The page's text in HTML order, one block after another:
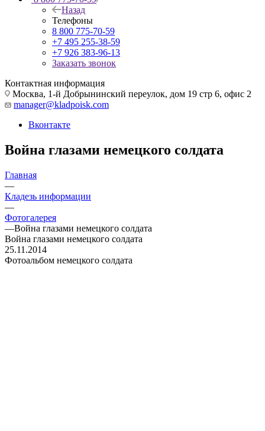
Назад
Телефоны
8 800 775-70-59
+7 495 255-38-59
+7 926 383-96-13
Заказать звонок
Контактная информация
Москва, 1-й Добрынинский переулок, дом 19 стр 6, офис 2
manager@kladpoisk.com
Вконтакте
Война глазами немецкого солдата
Главная
—
Кладезь информации
—
Фотогалерея
—Война глазами немецкого солдата
Война глазами немецкого солдата
25.11.2014
Фотоальбом немецкого солдата